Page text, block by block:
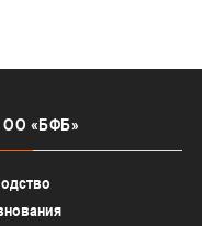
«БФБ»